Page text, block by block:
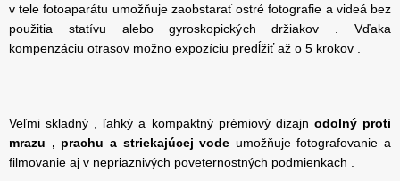
v tele fotoaparátu umožňuje zaobstarať ostré fotografie a videá bez
použitia statívu alebo gyroskopických držiakov . Vďaka
kompenzáciu otrasov možno expozíciu predĺžiť až o 5 krokov .
Veľmi skladný , ľahký a kompaktný prémiový dizajn odolný proti
mrazu , prachu a striekajúcej vode umožňuje fotografovanie a
filmovanie aj v nepriaznivých poveternostných podmienkach .